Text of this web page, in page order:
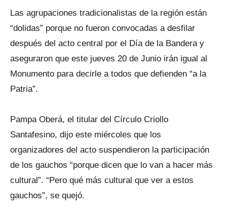
Las agrupaciones tradicionalistas de la región están
“dolidas” porque no fueron convocadas a desfilar
después del acto central por el Día de la Bandera y
aseguraron que este jueves 20 de Junio irán igual al
Monumento para decirle a todos que defienden “a la
Patria”.
Pampa Oberá, el titular del Círculo Criollo
Santafesino, dijo este miércoles que los
organizadores del acto suspendieron la participación
de los gauchos “porque dicen que lo van a hacer más
cultural”. “Pero qué más cultural que ver a estos
gauchos”, se quejó.